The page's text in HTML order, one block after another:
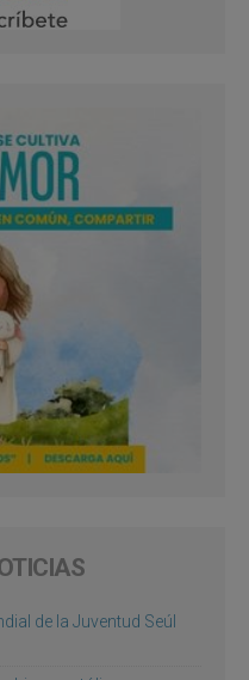
de la Juventud Seúl